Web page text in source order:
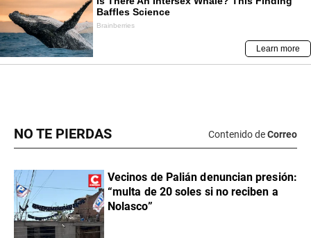
NO TE PIERDAS Contenido deCorreo
Vecinos de Palián denuncian presión:
“multa de 20 soles si no reciben a
Nolasco”